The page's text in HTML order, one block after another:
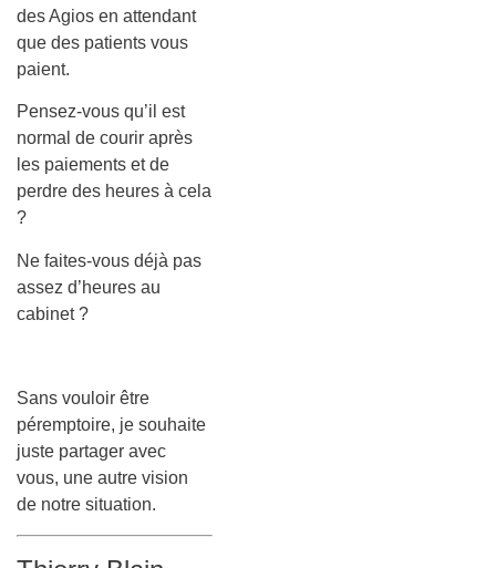
des Agios en attendant
que des patients vous
paient.
Pensez-vous qu’il est
normal de courir après
les paiements et de
perdre des heures à cela
?
Ne faites-vous déjà pas
assez d’heures au
cabinet ?
Sans vouloir être
péremptoire, je souhaite
juste partager avec
vous, une autre vision
de notre situation.